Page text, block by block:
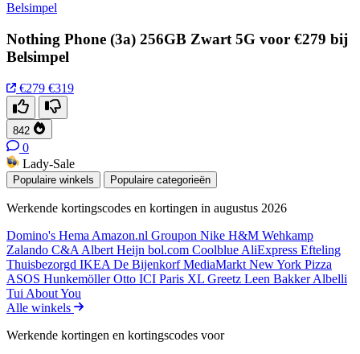
Belsimpel
Nothing Phone (3a) 256GB Zwart 5G voor €279 bij
Belsimpel
€279 €319
842
0
Lady-Sale
Populaire winkels Populaire categorieën
Werkende kortingscodes en kortingen in augustus 2026
Domino's Hema Amazon.nl Groupon Nike H&M Wehkamp
Zalando C&A Albert Heijn bol.com Coolblue AliExpress Efteling
Thuisbezorgd IKEA De BijenkorfMediaMarkt New York Pizza
ASOS HunkemöllerOtto ICI Paris XL Greetz Leen BakkerAlbelli
Tui About You
Alle winkels
Werkende kortingen en kortingscodes voor